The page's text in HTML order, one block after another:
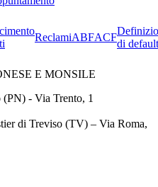
ReclamiABFACF
di default
(PN) - Via Trento, 1
di Treviso (TV) – Via Roma,